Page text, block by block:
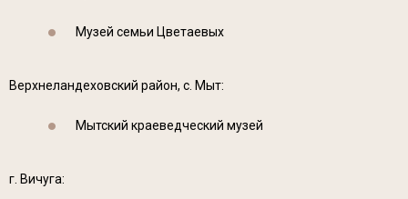
Музей семьи Цветаевых
Верхнеландеховский район, с. Мыт:
Мытский краеведческий музей
г. Вичуга: